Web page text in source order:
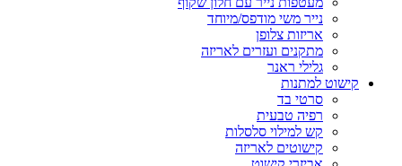
נייר משי מודפס/מיוחד
אריזות צלופן
מתקנים ועזרים לאריזה
גלילי ראנר
קישוט למתנות
סרטי בד
רפיה טבעית
קש למילוי סלסלות
קישוטים לאריזה